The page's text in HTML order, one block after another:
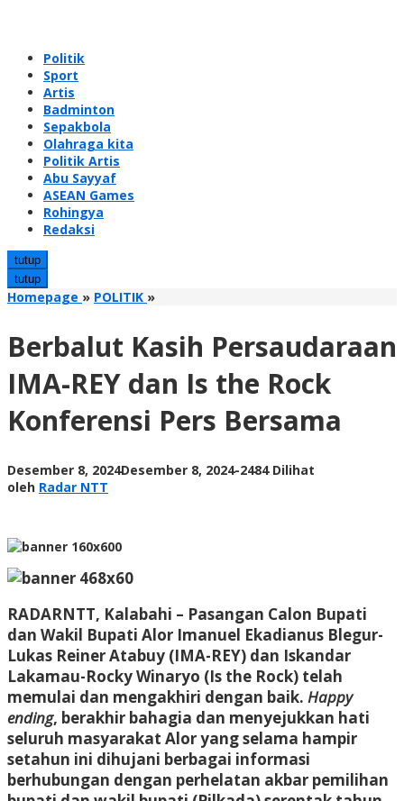
Politik
Sport
Artis
Badminton
Sepakbola
Olahraga kita
Politik Artis
Abu Sayyaf
ASEAN Games
Rohingya
Redaksi
tutup
tutup
Homepage » POLITIK »Berbalut
IMA-
dan
Is
the
Rock
Pers
Berbalut Kasih Persaudaraan
IMA-REY dan Is the Rock
Konferensi Pers Bersama
Desember 8, 2024Desember 8, 2024oleh
-2484 Dilihat
oleh Radar NTT
RADARNTT, Kalabahi – Pasangan Calon Bupati
dan Wakil Bupati Alor Imanuel Ekadianus Blegur-
Lukas Reiner Atabuy (IMA-REY) dan Iskandar
Lakamau-Rocky Winaryo (Is the Rock) telah
memulai dan mengakhiri dengan baik. Happy
ending, berakhir bahagia dan menyejukkan hati
seluruh masyarakat Alor yang selama hampir
setahun ini dihujani berbagai informasi
berhubungan dengan perhelatan akbar pemilihan